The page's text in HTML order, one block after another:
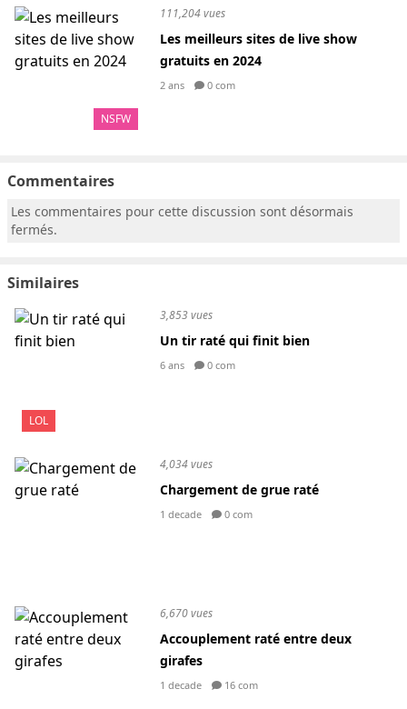
NSFW
111,204 vues
Les meilleurs sites de live show
gratuits en 2024
2 ans 0 com
Commentaires
Les commentaires pour cette discussion sont désormais
fermés.
Similaires
LOL
3,853 vues
Un tir raté qui finit bien
6 ans 0 com
4,034 vues
Chargement de grue raté
1 decade 0 com
6,670 vues
Accouplement raté entre deux
girafes
1 decade 16 com